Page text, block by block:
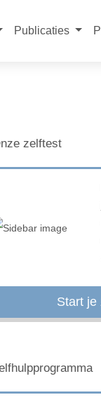
Publicaties
zelftest
Start je